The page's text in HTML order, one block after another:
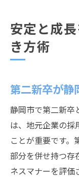
安定と成
き方術
第二新卒が静
静岡市で第二新卒
は、地元企業の採
ことが重要です
部分を併せ持つ存
ネスマナーを評価